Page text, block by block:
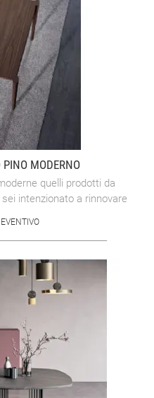
PINO MODERNO
quelli prodotti da
intenzionato a rinnovare